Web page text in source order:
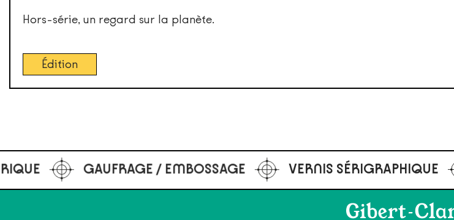
Hors-série, un regard sur la planète.
Édition
/ EMBOSSAGE VERNIS SÉRIGRAPHIQUE PLIAGE-COLLAGE